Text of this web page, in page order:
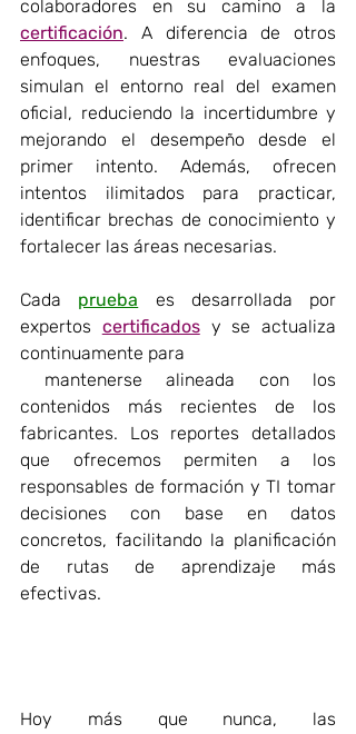
certificación. A diferencia de otros
enfoques, nuestras evaluaciones
simulan el entorno real del examen
oficial, reduciendo la incertidumbre y
mejorando el desempeño desde el
primer intento. Además, ofrecen
intentos ilimitados para practicar,
identificar brechas de conocimiento y
fortalecer las áreas necesarias.
Cada prueba es desarrollada por
expertos certificados y se actualiza
continuamente para
contenidos más recientes de los
fabricantes. Los reportes detallados
que ofrecemos permiten a los
responsables de formación y TI tomar
decisiones con base en datos
concretos, facilitando la planificación
de rutas de aprendizaje más
efectivas.